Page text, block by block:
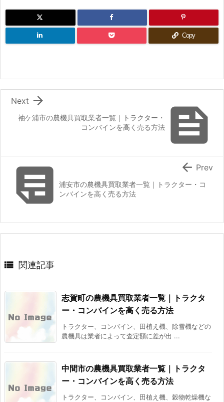
Copy

袖ケ浦市の農機具買取業者一覧｜トラクター・
コンバインを高く売る方法

Next
浦安市の農機具買取業者一覧｜トラクター・コ
ンバインを高く売る方法
 Prev
 関連記事
志賀町の農機具買取業者一覧｜トラクタ
ー・コンバインを高く売る方法
トラクター、コンバイン、田植え機、除雪機などの
農機具は業者によって査定額に差が出 ...
中間市の農機具買取業者一覧｜トラクタ
ー・コンバインを高く売る方法
トラクター、コンバイン、田植え機、穀物乾燥機な